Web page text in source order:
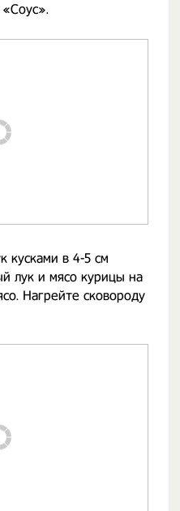
кусками в 4-5 см
лук и мясо курицы на
Нагрейте сковороду